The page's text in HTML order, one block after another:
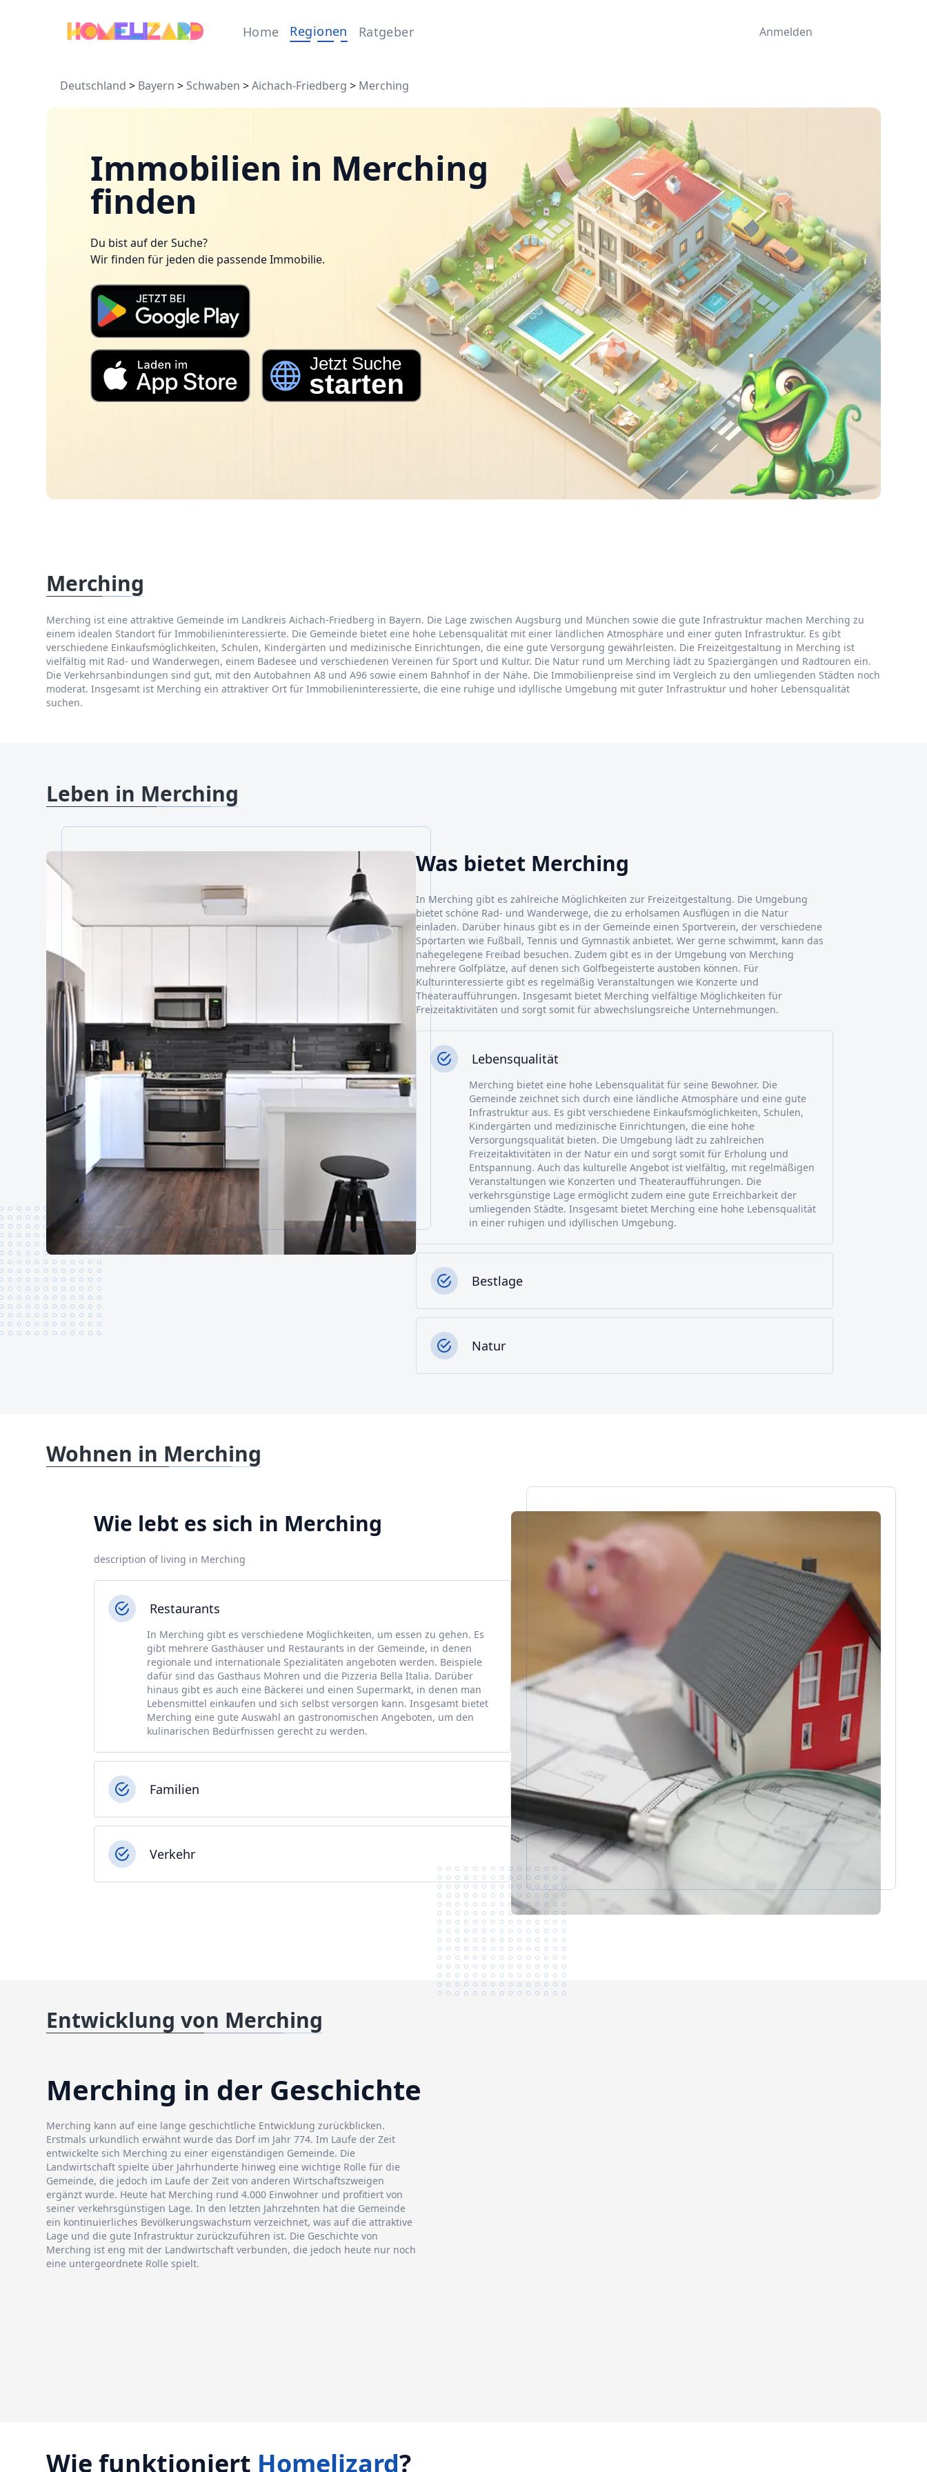
Home Regionen Ratgeber Anmelden
Deutschland > Bayern > Schwaben >Aichach-Friedberg > Merching
Immobilien in Merching
finden
Du bist auf der Suche?
Wir finden für jeden die passende Immobilie.
Merching
Merching ist eine attraktive Gemeinde im Landkreis Aichach-Friedberg in Bayern. Die Lage zwischen Augsburg und München sowie die gute Infrastruktur machen Merching zu
einem idealen Standort für Immobilieninteressierte. Die Gemeinde bietet eine hohe Lebensqualität mit einer ländlichen Atmosphäre und einer guten Infrastruktur. Es gibt
verschiedene Einkaufsmöglichkeiten, Schulen, Kindergärten und medizinische Einrichtungen, die eine gute Versorgung gewährleisten. Die Freizeitgestaltung in Merching ist
vielfältig mit Rad- und Wanderwegen, einem Badesee und verschiedenen Vereinen für Sport und Kultur. Die Natur rund um Merching lädt zu Spaziergängen und Radtouren ein.
Die Verkehrsanbindungen sind gut, mit den Autobahnen A8 und A96 sowie einem Bahnhof in der Nähe. Die Immobilienpreise sind im Vergleich zu den umliegenden Städten noch
moderat. Insgesamt ist Merching ein attraktiver Ort für Immobilieninteressierte, die eine ruhige und idyllische Umgebung mit guter Infrastruktur und hoher Lebensqualität
suchen.
Leben in Merching
Was bietet Merching
In Merching gibt es zahlreiche Möglichkeiten zur Freizeitgestaltung. Die Umgebung
bietet schöne Rad- und Wanderwege, die zu erholsamen Ausflügen in die Natur
einladen. Darüber hinaus gibt es in der Gemeinde einen Sportverein, der verschiedene
Sportarten wie Fußball, Tennis und Gymnastik anbietet. Wer gerne schwimmt, kann das
nahegelegene Freibad besuchen. Zudem gibt es in der Umgebung von Merching
mehrere Golfplätze, auf denen sich Golfbegeisterte austoben können. Für
Kulturinteressierte gibt es regelmäßig Veranstaltungen wie Konzerte und
Theateraufführungen. Insgesamt bietet Merching vielfältige Möglichkeiten für
Freizeitaktivitäten und sorgt somit für abwechslungsreiche Unternehmungen.
Lebensqualität
Merching bietet eine hohe Lebensqualität für seine Bewohner. Die
Gemeinde zeichnet sich durch eine ländliche Atmosphäre und eine gute
Infrastruktur aus. Es gibt verschiedene Einkaufsmöglichkeiten, Schulen,
Kindergärten und medizinische Einrichtungen, die eine hohe
Versorgungsqualität bieten. Die Umgebung lädt zu zahlreichen
Freizeitaktivitäten in der Natur ein und sorgt somit für Erholung und
Entspannung. Auch das kulturelle Angebot ist vielfältig, mit regelmäßigen
Veranstaltungen wie Konzerten und Theateraufführungen. Die
verkehrsgünstige Lage ermöglicht zudem eine gute Erreichbarkeit der
umliegenden Städte. Insgesamt bietet Merching eine hohe Lebensqualität
in einer ruhigen und idyllischen Umgebung.
Bestlage
Natur
Wohnen in Merching
Wie lebt es sich in Merching
description of living in Merching
Restaurants
In Merching gibt es verschiedene Möglichkeiten, um essen zu gehen. Es
gibt mehrere Gasthäuser und Restaurants in der Gemeinde, in denen
regionale und internationale Spezialitäten angeboten werden. Beispiele
dafür sind das Gasthaus Mohren und die Pizzeria Bella Italia. Darüber
hinaus gibt es auch eine Bäckerei und einen Supermarkt, in denen man
Lebensmittel einkaufen und sich selbst versorgen kann. Insgesamt bietet
Merching eine gute Auswahl an gastronomischen Angeboten, um den
kulinarischen Bedürfnissen gerecht zu werden.
Familien
Verkehr
Entwicklung von Merching
Merching in der Geschichte
Merching kann auf eine lange geschichtliche Entwicklung zurückblicken.
Erstmals urkundlich erwähnt wurde das Dorf im Jahr 774. Im Laufe der Zeit
entwickelte sich Merching zu einer eigenständigen Gemeinde. Die
Landwirtschaft spielte über Jahrhunderte hinweg eine wichtige Rolle für die
Gemeinde, die jedoch im Laufe der Zeit von anderen Wirtschaftszweigen
ergänzt wurde. Heute hat Merching rund 4.000 Einwohner und profitiert von
seiner verkehrsgünstigen Lage. In den letzten Jahrzehnten hat die Gemeinde
ein kontinuierliches Bevölkerungswachstum verzeichnet, was auf die attraktive
Lage und die gute Infrastruktur zurückzuführen ist. Die Geschichte von
Merching ist eng mit der Landwirtschaft verbunden, die jedoch heute nur noch
eine untergeordnete Rolle spielt.
Wie funktioniert Homelizard?